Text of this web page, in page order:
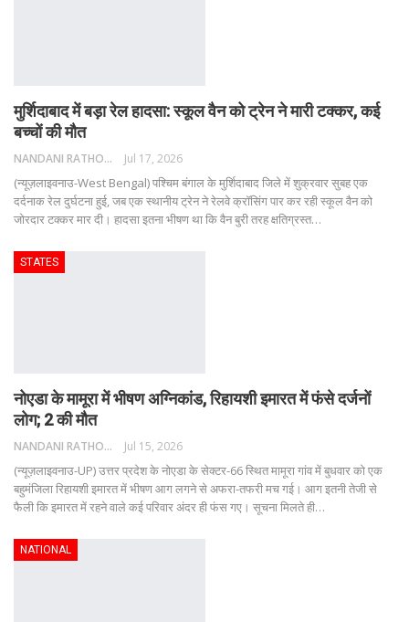
मुर्शिदाबाद में बड़ा रेल हादसा: स्कूल वैन को ट्रेन ने मारी टक्कर, कई
बच्चों की मौत
NANDANI RATHORE Jul 17, 2026
(न्यूज़लाइवनाउ-West Bengal) पश्चिम बंगाल के मुर्शिदाबाद जिले में शुक्रवार सुबह एक
दर्दनाक रेल दुर्घटना हुई, जब एक स्थानीय ट्रेन ने रेलवे क्रॉसिंग पार कर रही स्कूल वैन को
जोरदार टक्कर मार दी। हादसा इतना भीषण था कि वैन बुरी तरह क्षतिग्रस्त…
STATES
नोएडा के मामूरा में भीषण अग्निकांड, रिहायशी इमारत में फंसे दर्जनों
लोग; 2 की मौत
NANDANI RATHORE Jul 15, 2026
(न्यूज़लाइवनाउ-UP) उत्तर प्रदेश के नोएडा के सेक्टर-66 स्थित मामूरा गांव में बुधवार को एक
बहुमंजिला रिहायशी इमारत में भीषण आग लगने से अफरा-तफरी मच गई। आग इतनी तेजी से
फैली कि इमारत में रहने वाले कई परिवार अंदर ही फंस गए। सूचना मिलते ही…
NATIONAL